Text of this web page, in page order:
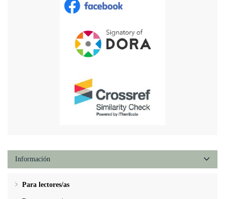
Información
Para lectores/as